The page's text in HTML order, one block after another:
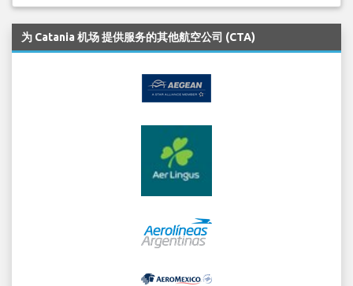
为 Catania 机场 提供服务的其他航空公司 (CTA)